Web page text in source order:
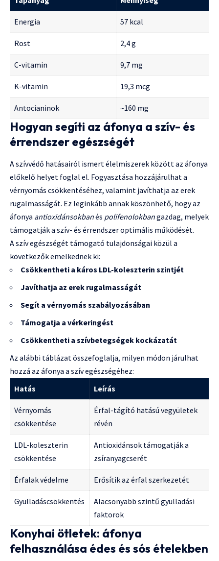
Energia 57 kcal
Rost 2,4 g
C-vitamin 9,7 mg
K-vitamin 19,3 mcg
Antocianinok ~160 mg
Hogyan segíti az áfonya a szív- és
érrendszer egészségét
A szívvédő hatásairól ismert élelmiszerek között az áfonya
előkelő helyet foglal el. Fogyasztása hozzájárulhat a
vérnyomás csökkentéséhez, valamint javíthatja az erek
rugalmasságát. Ez leginkább annak köszönhető, hogy az
áfonya antioxidánsokbanés polifenolokbangazdag, melyek
támogatják a szív- és érrendszer optimális működését.
A szív egészségét támogató tulajdonságai közül a
következők emelkednek ki:
Csökkentheti a káros LDL-koleszterin szintjét
Javíthatja az erek rugalmasságát
Segít a vérnyomás szabályozásában
Támogatja a vérkeringést
Csökkentheti a szívbetegségek kockázatát
Az alábbi táblázat összefoglalja, milyen módon járulhat
hozzá az áfonya a szív egészségéhez:
Hatás
Leírás
Vérnyomás
csökkentése
Érfal-tágító hatású vegyületek
révén
LDL-koleszterin
csökkentése
Antioxidánsok támogatják a
zsíranyagcserét
Érfalak védelme Erősítik az érfal szerkezetét
Gyulladáscsökkentés
Alacsonyabb szintű gyulladási
faktorok
Konyhai ötletek: áfonya
felhasználása édes és sós ételekben